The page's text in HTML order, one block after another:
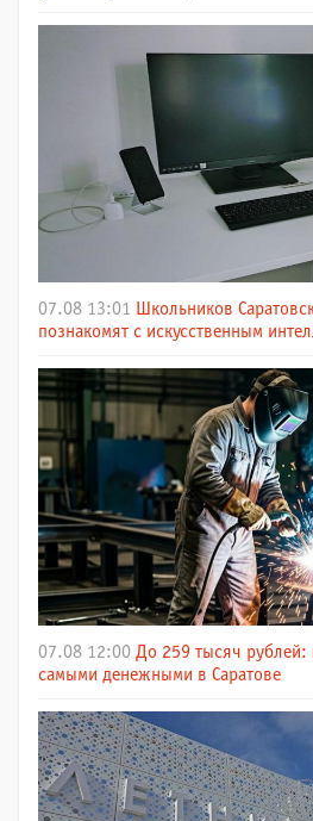
07.08 13:01
Школьников
познакомят с искусственным
07.08 12:00 До 259 тысяч рублей:
самыми денежными в Саратове